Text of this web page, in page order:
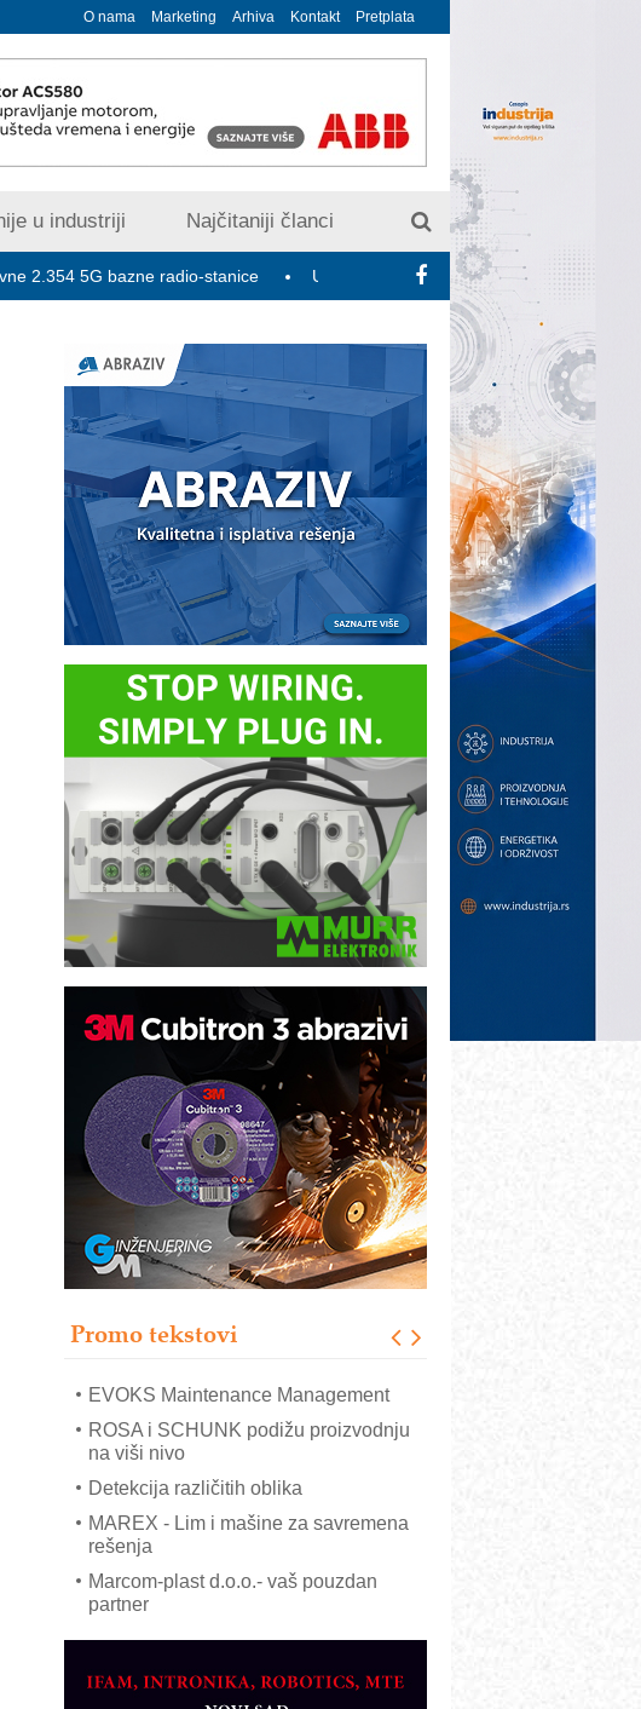
O nama Marketing Arhiva Kontakt Pretplata
u industriji Najčitaniji članci
bazne radio-stanice U susret 15. Savetovanju o elektrodistributivnim
Promo tekstovi
Trajna oznaka kao dugoročna korist
Bezbednost na prvom mestu!
IB BLUMENAUER - više od 40 godina
poverenja u industriji
RMQ-TITAN ADVANCED INDICATOR
– Pametna signalizacija za efikasnije
upravljanje mašinama
solarnim elektranama i vetroparkovima
EVOKS Maintenance Management
ROSA i SCHUNK podižu proizvodnju
na viši nivo
Detekcija različitih oblika
MAREX - Lim i mašine za savremena
rešenja
Marcom-plast d.o.o.- vaš pouzdan
partner
CTO - Prilagodite svoju toplinsku
Razvoj asortimanskog pravca MINI-